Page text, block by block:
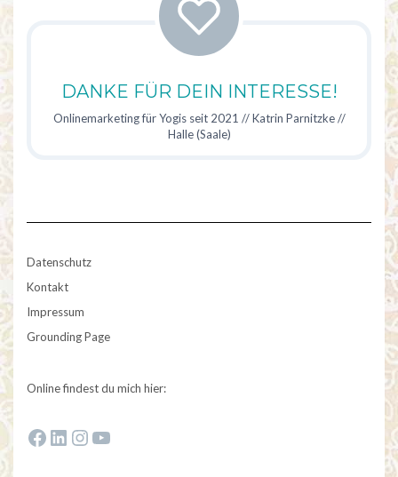
DANKE FÜR DEIN INTERESSE!
Onlinemarketing für Yogis seit 2021 // Katrin Parnitzke //
Halle (Saale)
Datenschutz
Kontakt
Impressum
Grounding Page
Online findest du mich hier:
Zur Facebook-Fanseite von Katrin Parnitzke
Zum LinkedIn-Profil von Katrin Parnitzke
Zum Instagram-Profil von Katrin Parnitzke
Zum YouTube-Kanal von Katrin Parnitzke